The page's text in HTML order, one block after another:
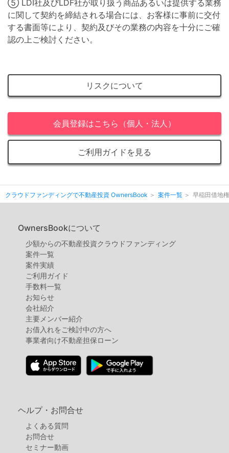
⑤ LDI社及びLDF社が取り扱う商品あるいは提供する業務
に関して契約を締結される場合には、お客様に事前に交付
する書面等により、契約及びその業務の内容を十分にご確
認の上ご検討ください。
リスクについて
会員登録はこちら（個人・法人）
ご利用ガイドを見る
クラウドファンディングで不動産投資 OwnersBook 案件一覧 早稲田借地
OwnersBookについて
少額からの不動産投資クラウドファンディング
案件⼀覧
案件実績
ご利用ガイド
手数料一覧
お知らせ
会社紹介
主要メンバー紹介
お借入れをご検討中の方へ
事業者向け不動産担保ローン
ヘルプ・お問合せ
よくある質問
お問合せ
セミナー動画